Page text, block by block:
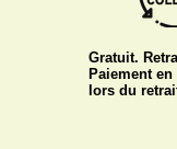
Gratuit.
Paiement
lors du